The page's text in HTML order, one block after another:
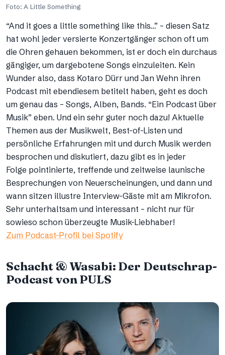
Foto: A Little Something
“And it goes a little something like this…” – diesen Satz
hat wohl jeder versierte Konzertgänger schon oft um
die Ohren gehauen bekommen, ist er doch ein durchaus
gängiger, um dargebotene Songs einzuleiten. Kein
Wunder also, dass Kotaro Dürr und Jan Wehn ihren
Podcast mit ebendiesem betitelt haben, geht es doch
um genau das – Songs, Alben, Bands. “Ein Podcast über
Musik” eben. Und ein sehr guter noch dazu! Aktuelle
Themen aus der Musikwelt, Best-of-Listen und
persönliche Erfahrungen mit und durch Musik werden
besprochen und diskutiert, dazu gibt es in jeder
Folge pointinierte, treffende und zeitweise launische
Besprechungen von Neuerscheinungen, und dann und
wann sitzen illustre Interview-Gäste mit am Mikrofon.
Sehr unterhaltsam und interessant – nicht nur für
sowieso schon überzeugte Musik-Liebhaber!
Zum Podcast-Profil bei Spotify
Schacht & Wasabi: Der Deutschrap-
Podcast von PULS